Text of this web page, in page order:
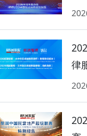
幕
律
海